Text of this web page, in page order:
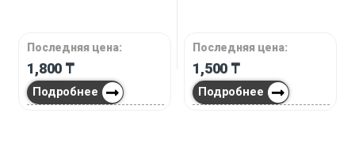
Последняя цена:
1,800 ₸
Подробнее
Последняя цена:
1,500 ₸
Подробнее